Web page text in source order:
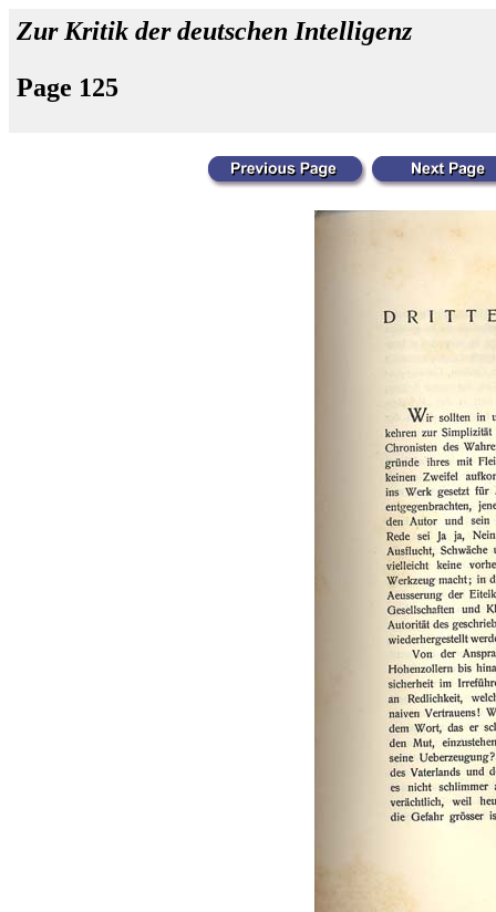
Zur Kritik der deutschen Intelligenz
Page 125